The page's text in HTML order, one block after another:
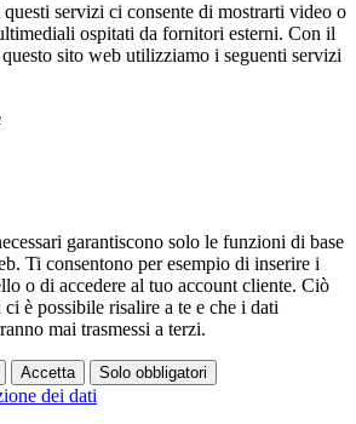
servizi ci consente di mostrarti video o
ospitati da fornitori esterni. Con il
sito web utilizziamo i seguenti servizi
garantiscono solo le funzioni di base
Ti consentono per esempio di inserire i
o di accedere al tuo account cliente. Ciò
è possibile risalire a te e che i dati
mai trasmessi a terzi.
Accetta Solo obbligatori
dei dati